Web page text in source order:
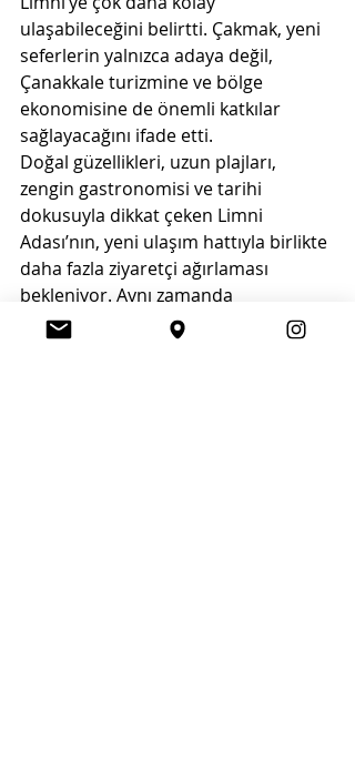
ulaşabileceğini belirtti. Çakmak, yeni
seferlerin yalnızca adaya değil,
Çanakkale turizmine ve bölge
ekonomisine de önemli katkılar
sağlayacağını ifade etti.
Doğal güzellikleri, uzun plajları,
zengin gastronomisi ve tarihi
dokusuyla dikkat çeken Limni
Adası’nın, yeni ulaşım hattıyla birlikte
daha fazla ziyaretçi ağırlaması
bekleniyor. Aynı zamanda
Yunanistan’dan Çanakkale’ye gelecek